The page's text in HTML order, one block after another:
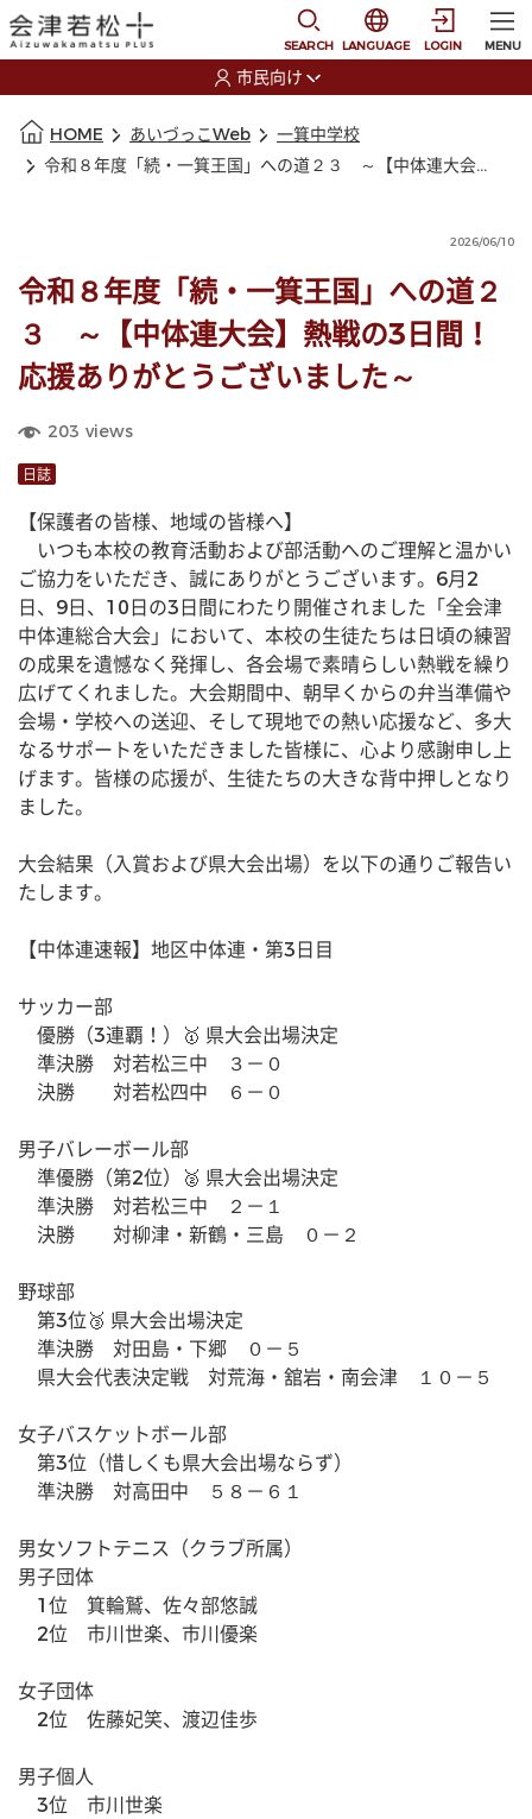
SEARCH
選択すると言語の切
LANGUAGE LOGIN MENU
市民向け
HOME あいづっこWeb
一箕中学校
令和８年度「続・一箕王国」への道２３ ～【中体連大会】熱戦の3日間！応援ありがとうございました～
2026/06/10
令和８年度「続・一箕王国」への道２
３ ～【中体連大会】熱戦の3日間！
応援ありがとうございました～
203 views
日誌
【保護者の皆様、地域の皆様へ】
いつも本校の教育活動および部活動へのご理解と温かい
ご協力をいただき、誠にありがとうございます。6月2
日、9日、10日の3日間にわたり開催されました「全会津
中体連総合大会」において、本校の生徒たちは日頃の練習
の成果を遺憾なく発揮し、各会場で素晴らしい熱戦を繰り
広げてくれました。大会期間中、朝早くからの弁当準備や
会場・学校への送迎、そして現地での熱い応援など、多大
なるサポートをいただきました皆様に、心より感謝申し上
げます。皆様の応援が、生徒たちの大きな背中押しとなり
ました。
大会結果（入賞および県大会出場）を以下の通りご報告い
たします。
【中体連速報】地区中体連・第3日目
サッカー部
優勝（3連覇！）🥇 県大会出場決定
準決勝　対若松三中　３－０
決勝　　対若松四中　６－０
男子バレーボール部
準優勝（第2位）🥈 県大会出場決定
準決勝　対若松三中　２－１
決勝　　対柳津・新鶴・三島　０－２
野球部
第3位🥉 県大会出場決定
準決勝　対田島・下郷　０－５
県大会代表決定戦　対荒海・舘岩・南会津　１０－５
女子バスケットボール部
第3位（惜しくも県大会出場ならず）
準決勝　対高田中　５８－６１
男女ソフトテニス（クラブ所属）
男子団体
1位　箕輪鷲、佐々部悠誠
2位　市川世楽、市川優楽
女子団体
2位　佐藤妃笑、渡辺佳歩
男子個人
3位　市川世楽